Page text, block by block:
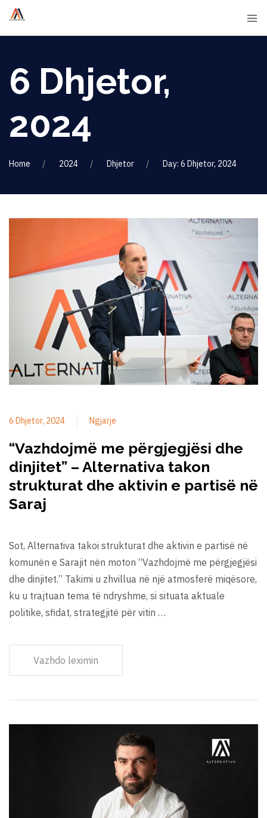
6 Dhjetor,
2024
Home 2024 Dhjetor Day: 6 Dhjetor, 2024
6 Dhjetor, 2024 Ngjarje
“Vazhdojmë me përgjegjësi dhe
dinjitet” – Alternativa takon
strukturat dhe aktivin e partisë në
Saraj
Sot, Alternativa takoi strukturat dhe aktivin e partisë në
komunën e Sarajit nën moton “Vazhdojmë me përgjegjësi
dhe dinjitet.” Takimi u zhvillua në një atmosferë miqësore,
ku u trajtuan tema të ndryshme, si situata aktuale
politike, sfidat, strategjitë për vitin …
Vazhdo leximin